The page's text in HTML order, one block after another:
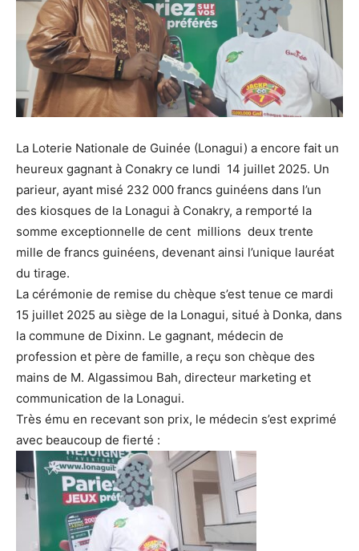
La Loterie Nationale de Guinée (Lonagui) a encore fait un
heureux gagnant à Conakry ce lundi 14 juillet 2025. Un
parieur, ayant misé 232 000 francs guinéens dans l’un
des kiosques de la Lonagui à Conakry, a remporté la
somme exceptionnelle de cent millions deux trente
mille de francs guinéens, devenant ainsi l’unique lauréat
du tirage.
La cérémonie de remise du chèque s’est tenue ce mardi
15 juillet 2025 au siège de la Lonagui, situé à Donka, dans
la commune de Dixinn. Le gagnant, médecin de
profession et père de famille, a reçu son chèque des
mains de M. Algassimou Bah, directeur marketing et
communication de la Lonagui.
Très ému en recevant son prix, le médecin s’est exprimé
avec beaucoup de fierté :